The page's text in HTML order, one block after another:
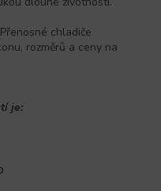
chladiče
rozměrů a ceny na
je: